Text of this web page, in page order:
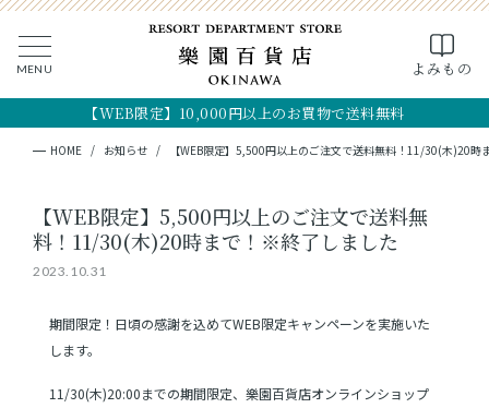
MENU よみもの
【WEB限定】10,000円以上のお買物で送料無料
CLOSE MY PAGE
全ての商品
フード
コスメ・アロマ
HOME お知らせ 【WEB限定】5,500円以上のご注文で送料無料！11/30(木)20
【WEB限定】5,500円以上のご注文で送料無
料！11/30(木)20時まで！※終了しました
2023.10.31
期間限定！日頃の感謝を込めてWEB限定キャンペーンを実施いた
します。
11/30(木)20:00までの期間限定、樂園百貨店オンラインショップ